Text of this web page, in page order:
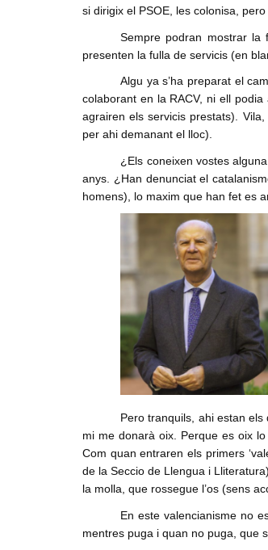
si dirigix el PSOE, les colonisa,
Sempre podran mostrar la
presenten la fulla de servicis (en
Algu ya s’ha preparat el
colaborant en la RACV, ni ell
agrairen els servicis prestats).
per ahi demanant el lloc).
¿Els coneixen vostes
anys. ¿Han denunciat el
homens), lo maxim que han fet es
Pero tranquils, ahi estan els
mi me donarà oix. Perque es oix
Com quan entraren els primers
de la Seccio de Llengua i
la molla, que rossegue l’os (sens
En este valencianisme no
mentres puga i quan no puga, que